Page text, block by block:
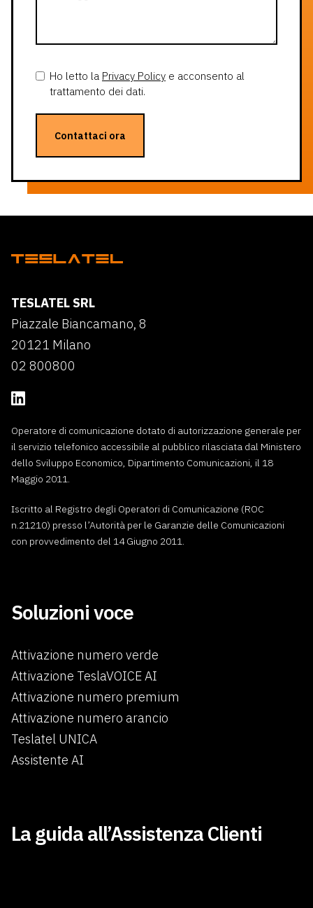
Ho letto la Privacy Policy e acconsento al
trattamento dei dati.
Contattaci ora
TESLATEL SRL
Piazzale Biancamano, 8
20121 Milano
02 800800
Operatore di comunicazione dotato di autorizzazione generale per
il servizio telefonico accessibile al pubblico rilasciata dal Ministero
dello Sviluppo Economico, Dipartimento Comunicazioni, il 18
Maggio 2011.
Iscritto al Registro degli Operatori di Comunicazione (ROC
n.21210) presso l’Autorità per le Garanzie delle Comunicazioni
con provvedimento del 14 Giugno 2011.
Soluzioni voce
Attivazione numero verde
Attivazione TeslaVOICE AI
Attivazione numero premium
Attivazione numero arancio
Teslatel UNICA
Assistente AI
La guida all’Assistenza Clienti